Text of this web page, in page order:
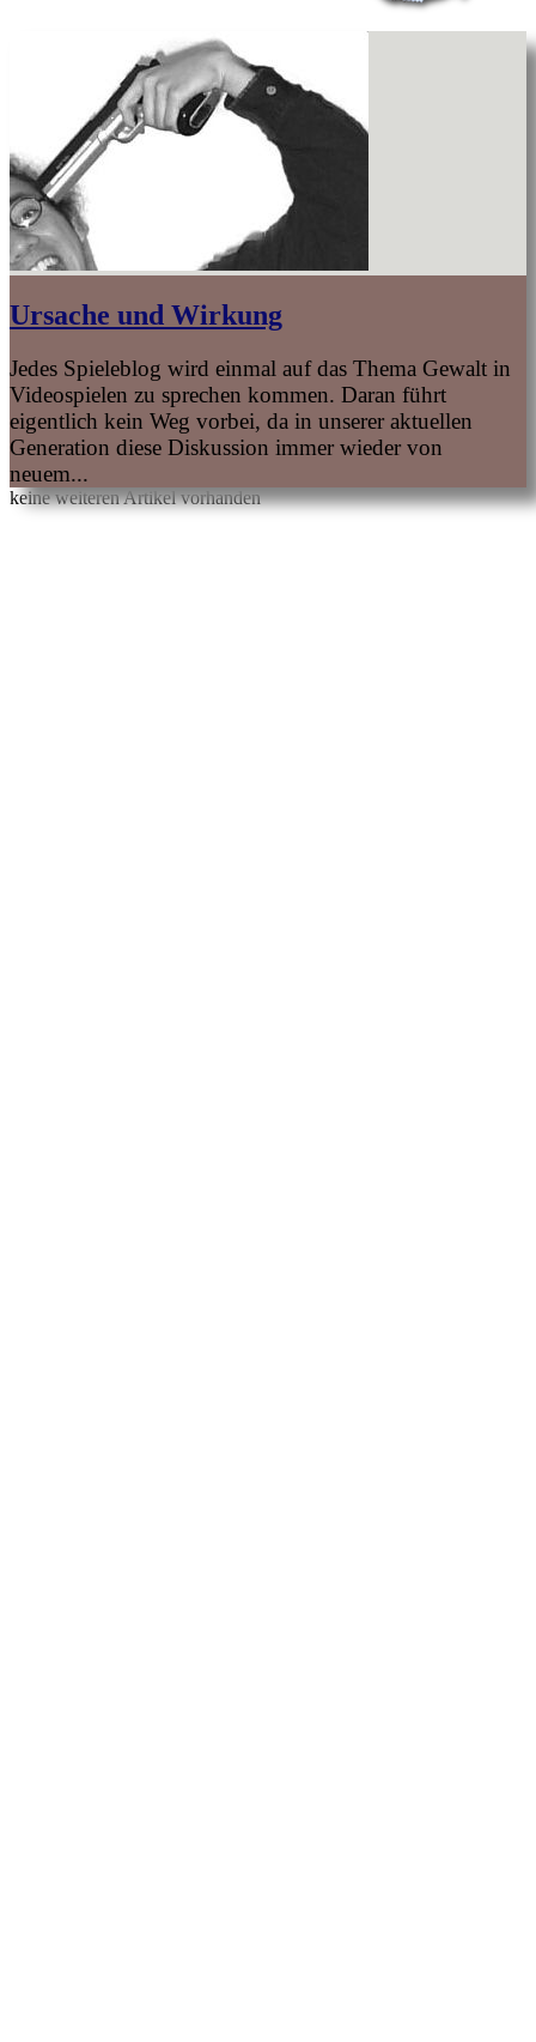
Ursache und Wirkung
Jedes Spieleblog wird einmal auf das Thema Gewalt in
Videospielen zu sprechen kommen. Daran führt
eigentlich kein Weg vorbei, da in unserer aktuellen
Generation diese Diskussion immer wieder von
neuem...
keine weiteren Artikel vorhanden